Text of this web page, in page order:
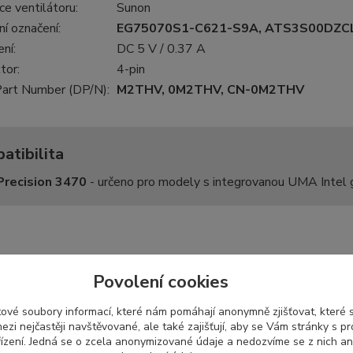
ventilátoru:
Sunon
označení:
EG75070S1-C621-S9A,
DC 5 V / 0.37 A
4-pin
Number (DP/N): M2THV, 0M2THV, CN-0M2THV
3470 - určeno pro modely s integrovanou UMA Intel
v notebooku hlučný, vrčí nebo se neotáčí
poškození procesoru. Výměna celé sestavy i s
tepla a předchází samovolnému vypínánínotebooku
Povolení cookies
soubory informací, které nám pomáhají anonymně zjišťovat, které
nejčastěji navštěvované, ale také zajišťují, aby se Vám stránky s
Jedná se o zcela anonymizované údaje a nedozvíme se z nich